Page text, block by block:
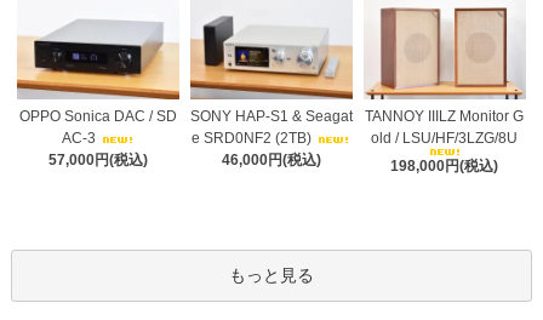
OPPO Sonica DAC / SD
AC-3
57,000円(税込)
SONY HAP-S1 & Seagat
e SRD0NF2 (2TB)
46,000円(税込)
TANNOY IIILZ Monitor G
old / LSU/HF/3LZG/8U
198,000円(税込)
もっと見る